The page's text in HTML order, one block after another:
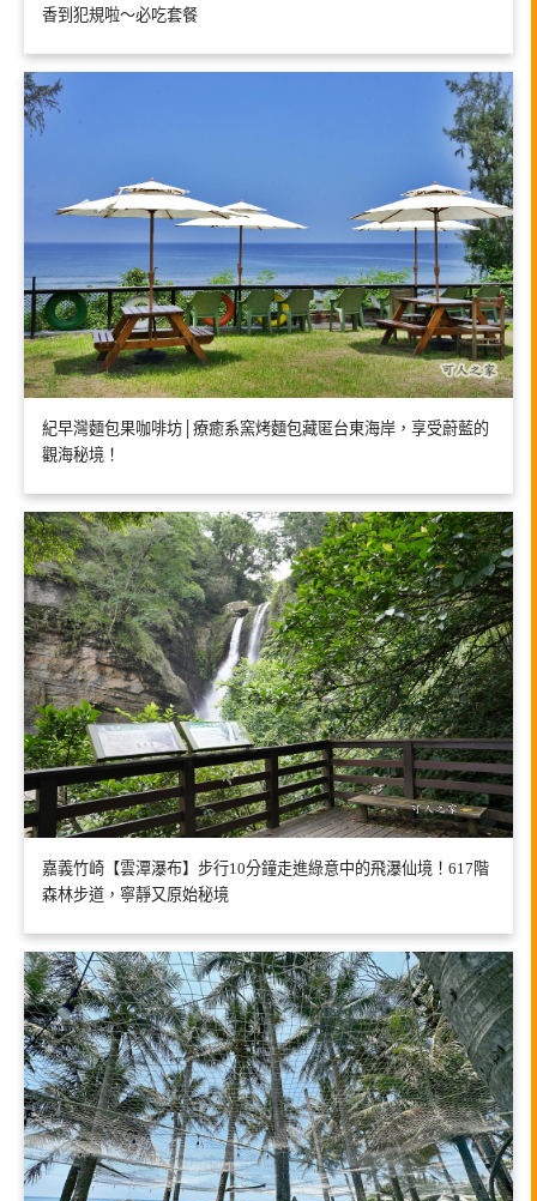
香到犯規啦～必吃套餐
紀早灣麵包果咖啡坊│療癒系窯烤麵包藏匿台東海岸，享受蔚藍的
觀海秘境！
嘉義竹崎【雲潭瀑布】步行10分鐘走進綠意中的飛瀑仙境！617階
森林步道，寧靜又原始秘境